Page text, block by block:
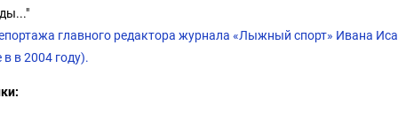
главного редактора журнала «Лыжный спорт» Ивана
в в 2004 году).